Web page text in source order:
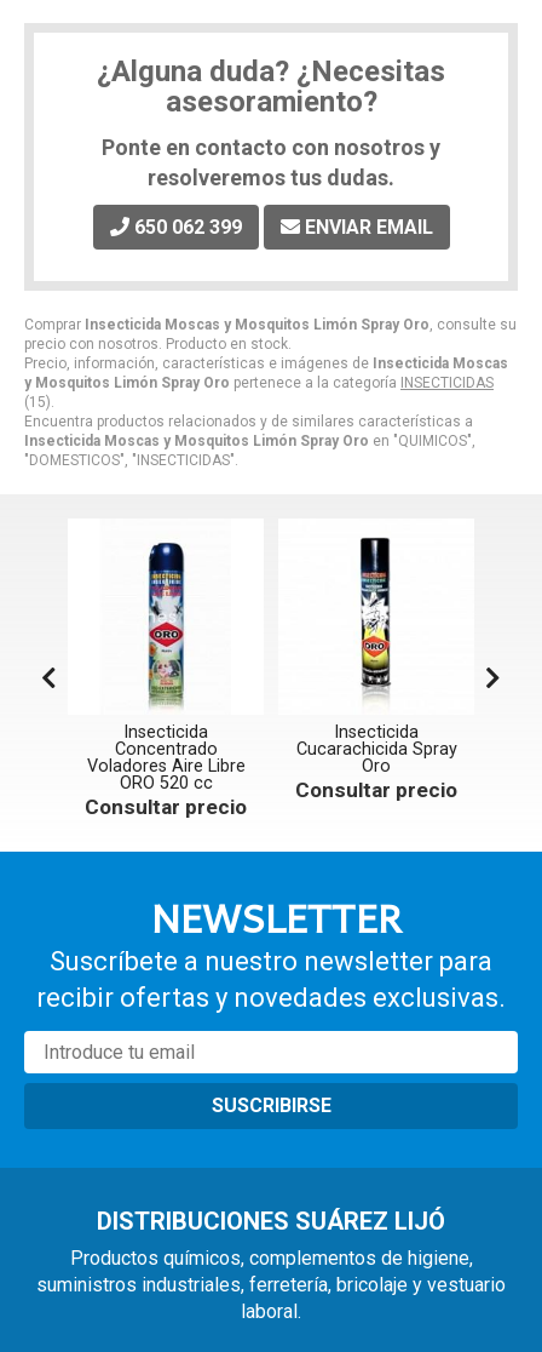
Comprar Insecticida Moscas y Mosquitos Limón Spray Oro, consulte su
precio con nosotros. Producto en stock.
Precio, información, características e imágenes de Insecticida Moscas
y Mosquitos Limón Spray Oro pertenece a la categoría
INSECTICIDAS
(15).
Encuentra productos relacionados y de similares características a
Insecticida Moscas y Mosquitos Limón Spray Oro en "QUIMICOS",
"DOMESTICOS", "INSECTICIDAS".
¿Alguna duda? ¿Necesitas
asesoramiento?
Ponte en contacto con nosotros y
resolveremos tus dudas.
650 062 399 ENVIAR EMAIL
Insecticida
Concentrado
Voladores Aire Libre
ORO 520 cc
Consultar precio
Insecticida
Cucarachicida Spray
Oro
Consultar precio
NEWSLETTER
Suscríbete a nuestro newsletter para
recibir ofertas y novedades exclusivas.
SUSCRIBIRSE
DISTRIBUCIONES SUÁREZ LIJÓ
Productos químicos, complementos de higiene,
suministros industriales, ferretería, bricolaje y vestuario
laboral.